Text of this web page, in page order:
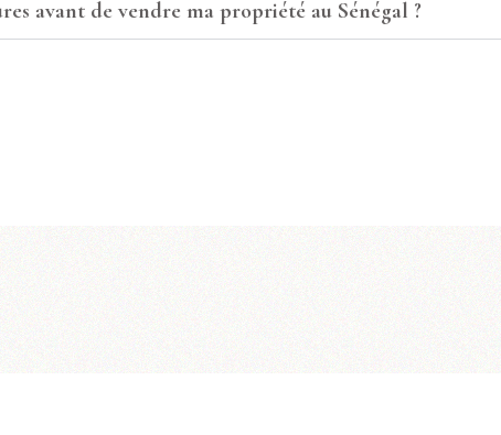
avant de vendre ma propriété au Sénégal ?